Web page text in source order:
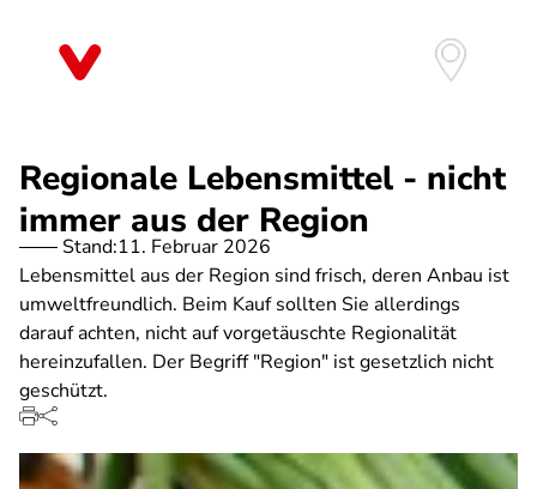
Regionale Lebensmittel - nicht
immer aus der Region
Stand:11. Februar 2026
Lebensmittel aus der Region sind frisch, deren Anbau ist
umweltfreundlich. Beim Kauf sollten Sie allerdings
darauf achten, nicht auf vorgetäuschte Regionalität
hereinzufallen. Der Begriff "Region" ist gesetzlich nicht
geschützt.